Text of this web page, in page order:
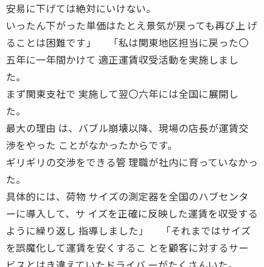
安易に下げては絶対にいけない。
いったん下がった単価はたとえ景気が戻っても再び上 げ
ることは困難です」 「私は関東地区担当に戻った〇
五年に一年間かけて 適正運賃収受活動を実施しまし
た。
まず関東支社で 実施して翌〇六年には全国に展開し
た。
最大の理由 は、バブル崩壊以降、現場の店長が運賃交
渉をやった ことがなかったからです。
ギリギリの交渉をできる管 理職が社内に育っていなかっ
た。
具体的には、荷物 サイズの測定器を全国のハブセンタ
ーに導入して、サ イズを正確に反映した運賃を収受する
ように繰り返し 指導しました」 「それまではサイズ
を誤魔化して運賃を安くするこ とを顧客に対するサー